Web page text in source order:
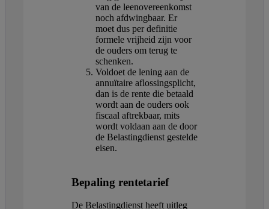
van de leenovereenkomst
noch afdwingbaar. Er
moet dus per definitie
formele vrijheid zijn voor
de ouders om terug te
schenken.
Voldoet de lening aan de
annuïtaire aflossingsplicht,
dan is de rente die betaald
wordt aan de ouders ook
fiscaal aftrekbaar, mits
wordt voldaan aan de door
de Belastingdienst gestelde
eisen.
Bepaling rentetarief
De Belastingdienst heeft uitleg